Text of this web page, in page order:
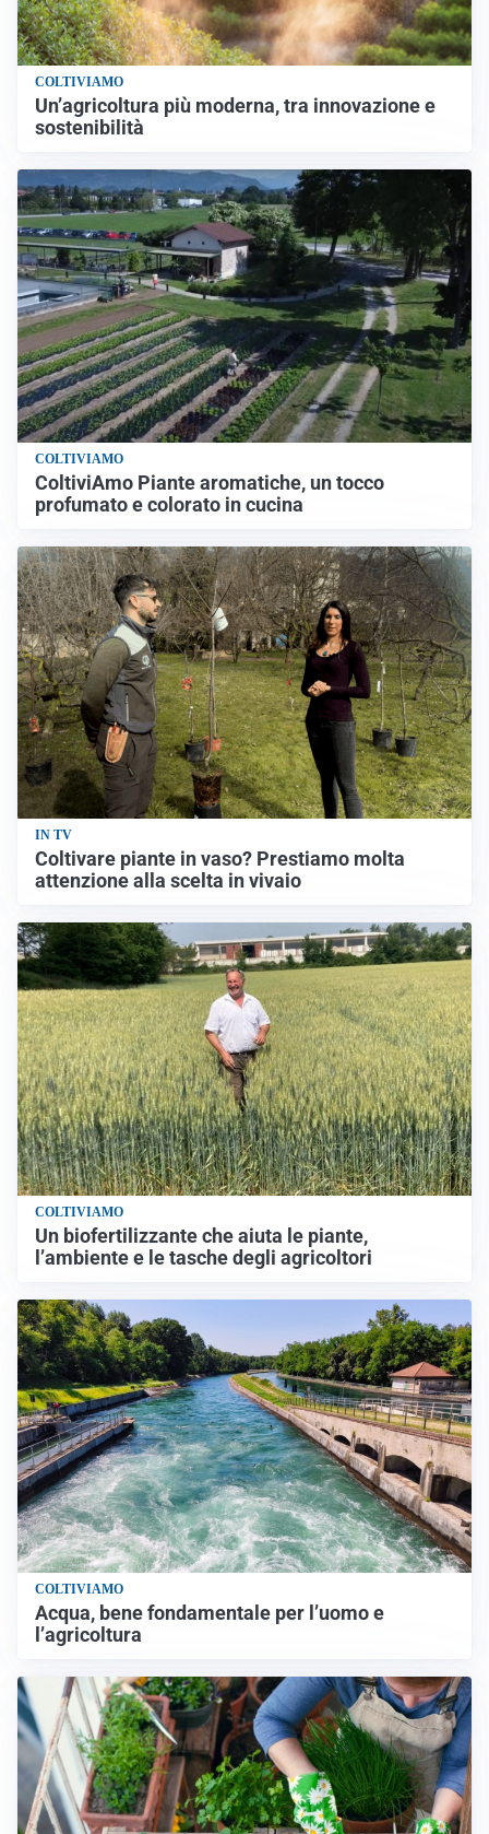
COLTIVIAMO
Un’agricoltura più moderna, tra innovazione e
sostenibilità
COLTIVIAMO
ColtiviAmo Piante aromatiche, un tocco
profumato e colorato in cucina
IN TV
Coltivare piante in vaso? Prestiamo molta
attenzione alla scelta in vivaio
COLTIVIAMO
Un biofertilizzante che aiuta le piante,
l’ambiente e le tasche degli agricoltori
COLTIVIAMO
Acqua, bene fondamentale per l’uomo e
l’agricoltura